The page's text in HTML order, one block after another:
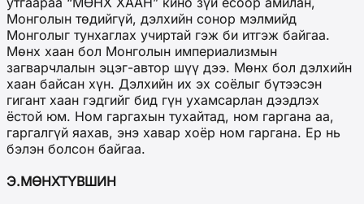
Монголын төдийгүй, дэлхийн сонор мэлмийд
Монголыг тунхаглах учиртай гэж би итгэж байгаа.
Мөнх хаан бол Монголын империализмын
загварчлалын эцэг-автор шүү дээ. Мөнх бол дэлхийн
хаан байсан хүн. Дэлхийн их эх соёлыг бүтээсэн
гигант хаан гэдгийг бид гүн ухамсарлан дээдлэх
ёстой юм. Ном гаргахын тухайтад, ном гаргана аа,
гаргалгүй яахав, энэ хавар хоёр ном гаргана. Ер нь
бэлэн болсон байгаа.
Э.МӨНХТҮВШИН